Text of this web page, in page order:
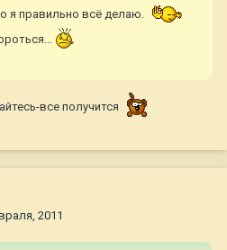
я правильно всё делаю.
все получится
2011